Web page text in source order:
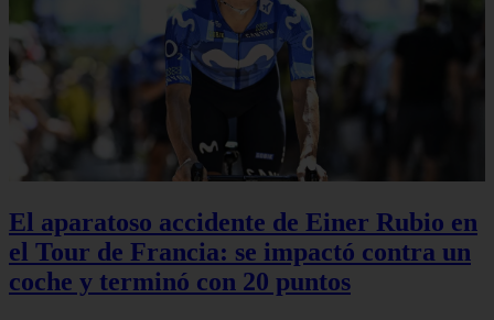
El aparatoso accidente de Einer Rubio en
el Tour de Francia: se impactó contra un
coche y terminó con 20 puntos